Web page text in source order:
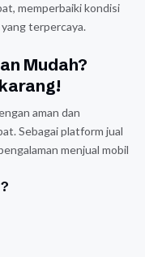
memperbaiki kondisi
terpercaya.
Mudah?
aman dan
Sebagai platform jual
menjual mobil